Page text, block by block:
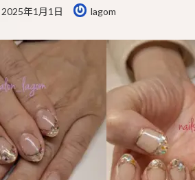
最
日
時
:
2025年1月1日 lagom